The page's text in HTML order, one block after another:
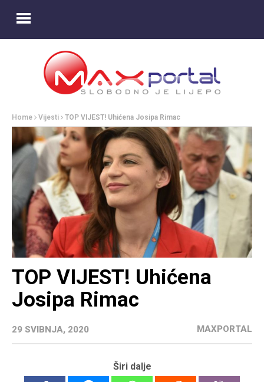
Home Vijesti TOP VIJEST! Uhićena Josipa Rimac
TOP VIJEST! Uhićena
Josipa Rimac
29 SVIBNJA, 2020 MAXPORTAL
Širi dalje